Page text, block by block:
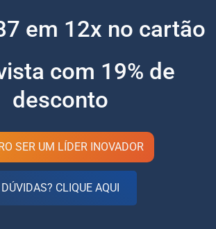
em 12x no cartão
com 19% de
desconto
SER UM LÍDER INOVADOR
DÚVIDAS? CLIQUE AQUI